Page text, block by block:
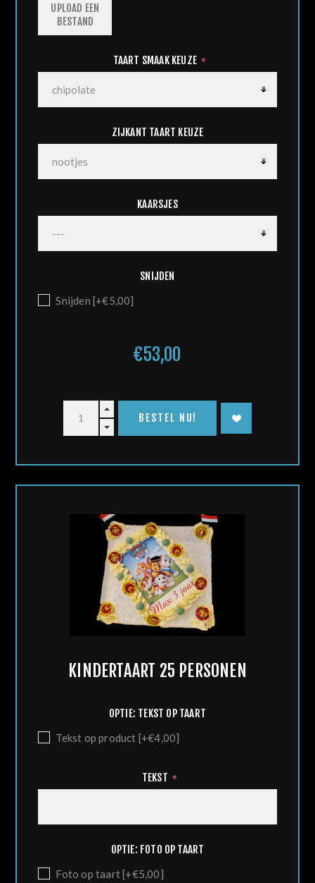
UPLOAD EEN
BESTAND
TAART SMAAK KEUZE *
ZIJKANT TAART KEUZE
KAARSJES
SNIJDEN
Snijden [+€5,00]
€53,00
KINDERTAART 25 PERSONEN
OPTIE: TEKST OP TAART
Tekst op product [+€4,00]
TEKST *
OPTIE: FOTO OP TAART
Foto op taart [+€5,00]